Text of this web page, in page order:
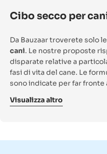
Cibo secco per
Da Bauzaar troverete solo le
cani. Le nostre proposte
disparate relative a
fasi di vita del cane. Le
sono indicate per far
mantenere invariato il suo
Visualizza altro